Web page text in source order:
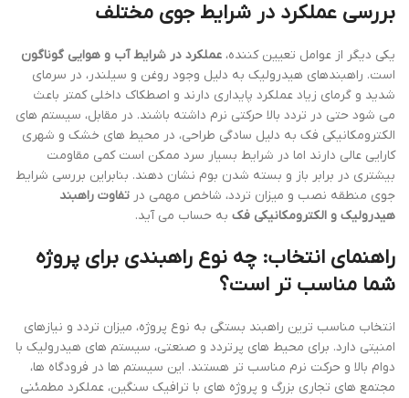
بررسی عملکرد در شرایط جوی مختلف
یکی دیگر از عوامل تعیین کننده، عملکرد در شرایط آب و هوایی گوناگون
است. راهبندهای هیدرولیک به دلیل وجود روغن و سیلندر، در سرمای
شدید و گرمای زیاد عملکرد پایداری دارند و اصطکاک داخلی کمتر باعث
می شود حتی در تردد بالا حرکتی نرم داشته باشند. در مقابل، سیستم های
الکترومکانیکی فک به دلیل سادگی طراحی، در محیط های خشک و شهری
کارایی عالی دارند اما در شرایط بسیار سرد ممکن است کمی مقاومت
بیشتری در برابر باز و بسته شدن بوم نشان دهند. بنابراین بررسی شرایط
جوی منطقه نصب و میزان تردد، شاخص مهمی در تفاوت راهبند
هیدرولیک و الکترومکانیکی فک به حساب می آید.
راهنمای انتخاب: چه نوع راهبندی برای پروژه
شما مناسب تر است؟
انتخاب مناسب ترین راهبند بستگی به نوع پروژه، میزان تردد و نیازهای
امنیتی دارد. برای محیط های پرتردد و صنعتی، سیستم های هیدرولیک با
دوام بالا و حرکت نرم مناسب تر هستند. این سیستم ها در فرودگاه ها،
مجتمع های تجاری بزرگ و پروژه های با ترافیک سنگین، عملکرد مطمئنی